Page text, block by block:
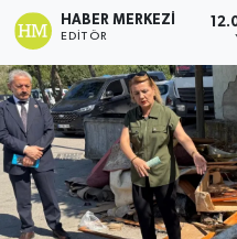
HABER MERKEZI
EDITÖR
TRABZONSPOR
Yaşam